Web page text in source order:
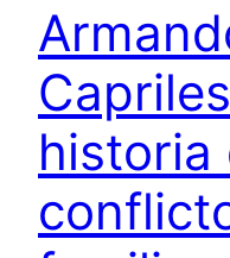
historia